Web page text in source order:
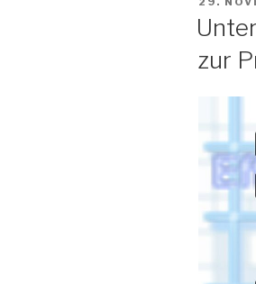
zur